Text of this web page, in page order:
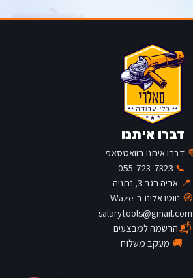
דברו איתנו
דברו איתנו בוואטסאפ
📞
055-723-7323
📍 אריה רגב 3, נתניה
🧭 נווטו אלינו ב-Waze
salarytools@gmail.com
📬הרשמה למבצעים
🚚 מעקב משלוח